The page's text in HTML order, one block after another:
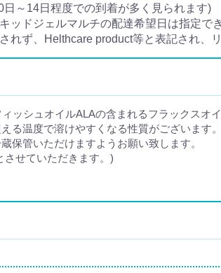
日～14日程度での到着が多く見られます)
ッドジェルマルチの配達希望日は指定で
れず、Helthcare product等と表記され、
ッシュオイルALAの含まれるフラックスオ
る温度で溶けやすくなる性質がございます。
保管いただけますようお願い致します。
させていただきます。)